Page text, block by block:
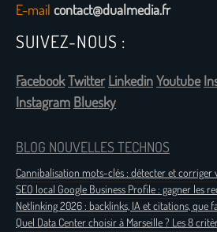
E-mail contact@dualmedia.fr
SUIVEZ-NOUS :
FacebookTwitter LinkedinYoutube
Instagram Bluesky
BLOG NOUVELLES TECHNOS
Cannibalisation mots-clés : détecter et corriger
SEO local Google Business Profile : gagner les
Netlinking 2026 : backlinks, IA et citations, que
Quel Data Center choisir à Marseille ? Les 8